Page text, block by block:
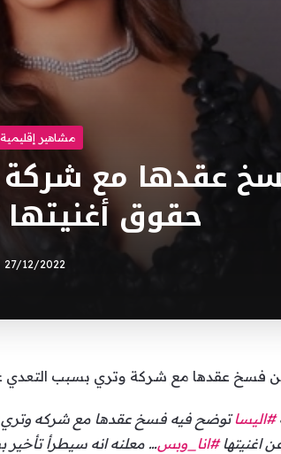
مشاهير إقليمية
عقدها مع
حقوق أغنيتها
27/12/2022
فسخ عقدها مع شركة وتري بسبب التعدي
#اليساتوضح فيه فسخ عقدها مع شركه وتري
اغنيتها#انا_وبس… معلنه انه سيطرأ تأخير